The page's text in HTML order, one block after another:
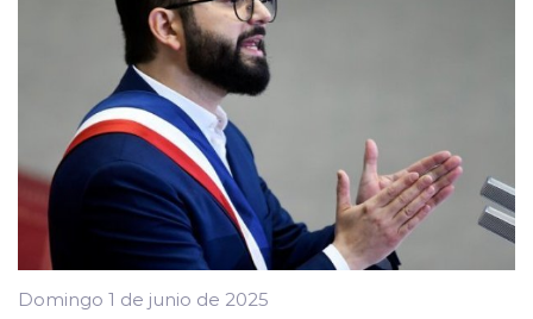
Domingo 1 de junio de 2025